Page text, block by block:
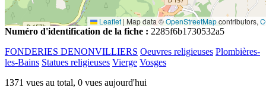
Leaflet | Map data ©OpenStreetMapcontributors,
Numéro d'identification de la fiche : 2285f6b1730532a5
FONDERIES DENONVILLIERS Oeuvres religieuses Plombières-
les-Bains Statues religieuses Vierge Vosges
1371 vues au total, 0 vues aujourd'hui